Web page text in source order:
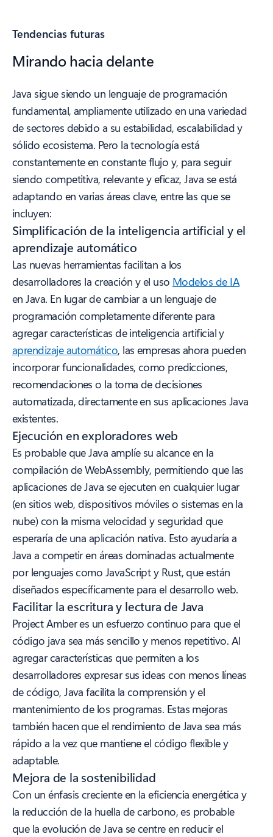
Tendencias futuras
Mirando hacia delante
Java sigue siendo un lenguaje de programación
fundamental, ampliamente utilizado en una variedad
de sectores debido a su estabilidad, escalabilidad y
sólido ecosistema. Pero la tecnología está
constantemente en constante flujo y, para seguir
siendo competitiva, relevante y eficaz, Java se está
adaptando en varias áreas clave, entre las que se
incluyen:
Simplificación de la inteligencia artificial y el
aprendizaje automático
Las nuevas herramientas facilitan a los
desarrolladores la creación y el uso Modelos de IA
en Java. En lugar de cambiar a un lenguaje de
programación completamente diferente para
agregar características de inteligencia artificial y
aprendizaje automático, las empresas ahora pueden
incorporar funcionalidades, como predicciones,
recomendaciones o la toma de decisiones
automatizada, directamente en sus aplicaciones Java
existentes.
Ejecución en exploradores web
Es probable que Java amplíe su alcance en la
compilación de WebAssembly, permitiendo que las
aplicaciones de Java se ejecuten en cualquier lugar
(en sitios web, dispositivos móviles o sistemas en la
nube) con la misma velocidad y seguridad que
esperaría de una aplicación nativa. Esto ayudaría a
Java a competir en áreas dominadas actualmente
por lenguajes como JavaScript y Rust, que están
diseñados específicamente para el desarrollo web.
Facilitar la escritura y lectura de Java
Project Amber es un esfuerzo continuo para que el
código java sea más sencillo y menos repetitivo. Al
agregar características que permiten a los
desarrolladores expresar sus ideas con menos líneas
de código, Java facilita la comprensión y el
mantenimiento de los programas. Estas mejoras
también hacen que el rendimiento de Java sea más
rápido a la vez que mantiene el código flexible y
adaptable.
Mejora de la sostenibilidad
Con un énfasis creciente en la eficiencia energética y
la reducción de la huella de carbono, es probable
que la evolución de Java se centre en reducir el